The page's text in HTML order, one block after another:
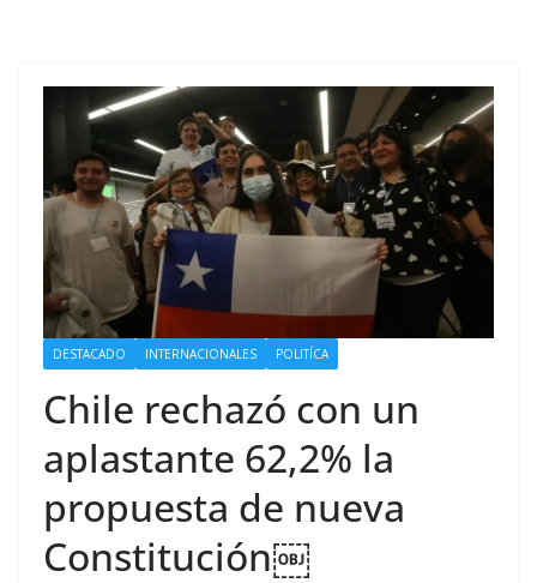
DESTACADO INTERNACIONALES POLITÍCA
Chile rechazó con un
aplastante 62,2% la
propuesta de nueva
Constitución￼